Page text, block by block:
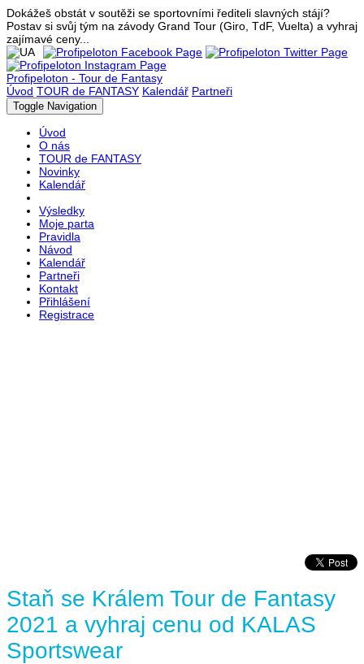
Dokážeš obstát v soutěži se sportovními řediteli slavných stájí?
Postav si svůj tým na závody Grand Tour (Giro, TdF, Vuelta) a vyhraj
zajímavé ceny...
Profipeloton - Tour de Fantasy
Úvod TOUR de FANTASY Kalendář Partneři
Toggle Navigation
Úvod
O nás
TOUR de FANTASY
Novinky
Kalendář
Výsledky
Moje parta
Pravidla
Návod
Kalendář
Partneři
Kontakt
Přihlášení
Registrace
Staň se Králem Tour de Fantasy
2021 a vyhraj cenu od KALAS
Sportswear